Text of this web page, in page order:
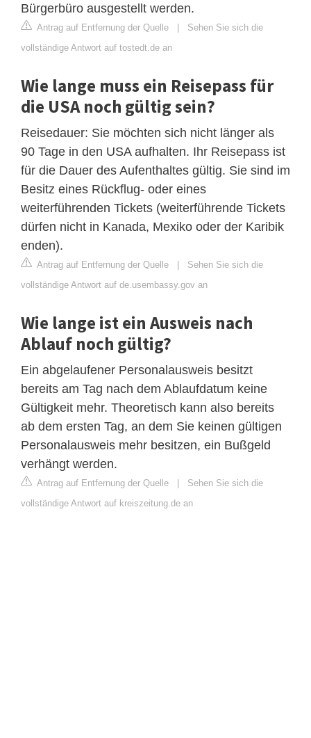
Bürgerbüro ausgestellt werden.
Antrag auf Entfernung der Quelle | Sehen Sie sich die
vollständige Antwort auf tostedt.de an
Wie lange muss ein Reisepass für
die USA noch gültig sein?
Reisedauer: Sie möchten sich nicht länger als
90 Tage in den USA aufhalten. Ihr Reisepass ist
für die Dauer des Aufenthaltes gültig. Sie sind im
Besitz eines Rückflug- oder eines
weiterführenden Tickets (weiterführende Tickets
dürfen nicht in Kanada, Mexiko oder der Karibik
enden).
Antrag auf Entfernung der Quelle | Sehen Sie sich die
vollständige Antwort auf de.usembassy.gov an
Wie lange ist ein Ausweis nach
Ablauf noch gültig?
Ein abgelaufener Personalausweis besitzt
bereits am Tag nach dem Ablaufdatum keine
Gültigkeit mehr. Theoretisch kann also bereits
ab dem ersten Tag, an dem Sie keinen gültigen
Personalausweis mehr besitzen, ein Bußgeld
verhängt werden.
Antrag auf Entfernung der Quelle | Sehen Sie sich die
vollständige Antwort auf kreiszeitung.de an